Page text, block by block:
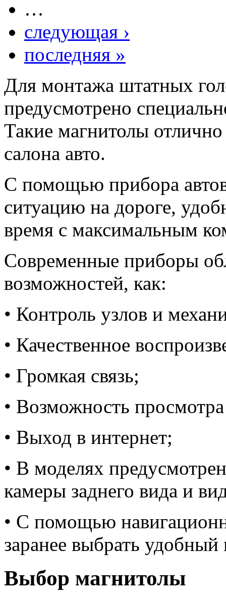
…
следующая ›
последняя »
Для монтажа штатных
предусмотрено
Такие магнитолы
салона авто.
С помощью прибора
ситуацию на дороге,
время с максимальным
Современные приборы
возможностей, как:
• Контроль узлов и
• Качественное
• Громкая связь;
• Возможность
• Выход в интернет;
• В моделях
камеры заднего вида и
• С помощью
заранее выбрать
Выбор магнитолы